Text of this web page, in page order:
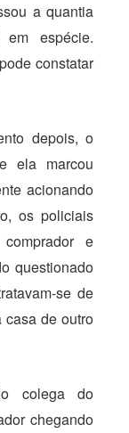
a quantia
espécie.
constatar
depois, o
ela marcou
acionando
os policiais
e
questionado
se de
casa de outro
colega do
chegando